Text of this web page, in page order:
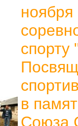
ноября
в
Союза